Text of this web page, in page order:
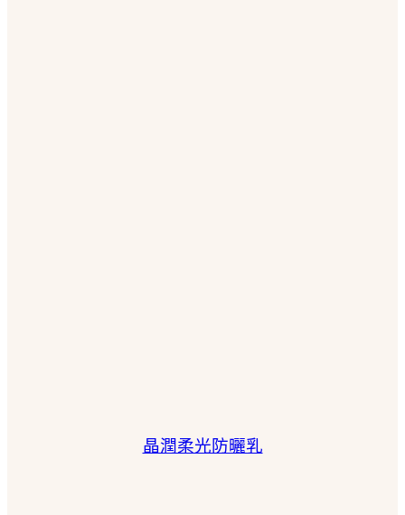
晶潤柔光防曬乳